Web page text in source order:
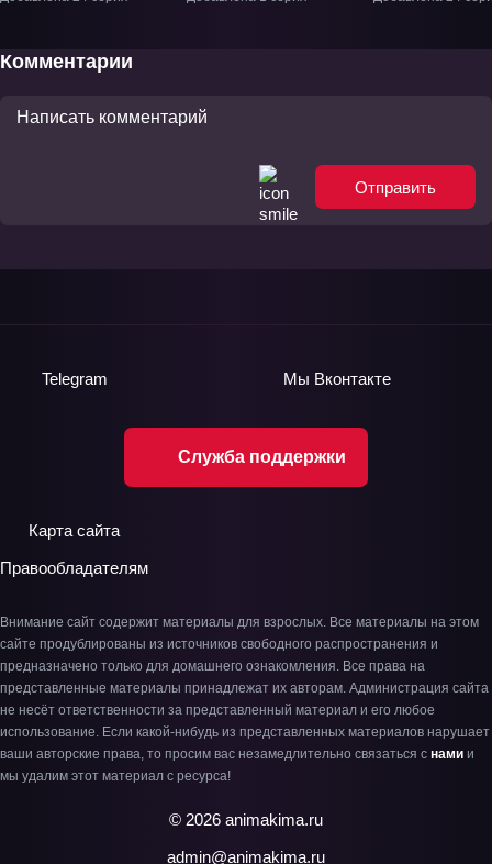
Комментарии
Отправить
Служба поддержки
Telegram Мы Вконтакте
Карта сайта
Правообладателям
Внимание сайт содержит материалы для взрослых. Все материалы на этом
сайте продублированы из источников свободного распространения и
предназначено только для домашнего ознакомления. Все права на
представленные материалы принадлежат их авторам. Администрация сайта
не несёт ответственности за представленный материал и его любое
использование. Если какой-нибудь из представленных материалов нарушает
ваши авторские права, то просим вас незамедлительно связаться с нами и
мы удалим этот материал с ресурса!
© 2026 animakima.ru
admin@animakima.ru